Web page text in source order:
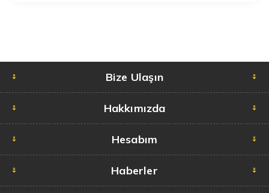
Bize Ulaşın
Hakkımızda
Hesabım
Haberler